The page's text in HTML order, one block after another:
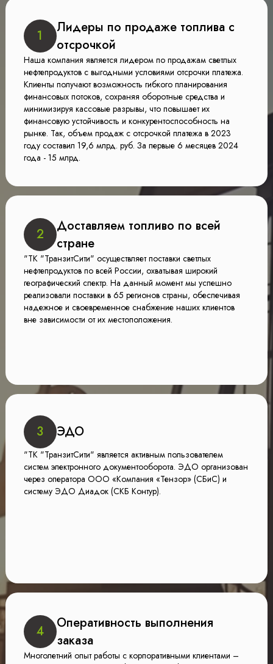
1
Лидеры по продаже топлива с
отсрочкой
Наша компания является лидером по продажам светлых
нефтепродуктов с выгодными условиями отсрочки платежа.
Клиенты получают возможность гибкого планирования
финансовых потоков, сохраняя оборотные средства и
минимизируя кассовые разрывы, что повышает их
финансовую устойчивость и конкурентоспособность на
рынке. Так, объем продаж с отсрочкой платежа в 2023
году составил 19,6 млрд. руб. За первые 6 месяцев 2024
года - 15 млрд.
2
Доставляем топливо по всей
стране
"ТК "ТранзитСити" осуществляет поставки светлых
нефтепродуктов по всей России, охватывая широкий
географический спектр. На данный момент мы успешно
реализовали поставки в 65 регионов страны, обеспечивая
надежное и своевременное снабжение наших клиентов
вне зависимости от их местоположения.
3 ЭДО
"ТК "ТранзитСити" является активным пользователем
систем электронного документооборота. ЭДО организован
через оператора ООО «Компания «Тензор» (СБиС) и
систему ЭДО Диадок (СКБ Контур).
4
Оперативность выполнения
заказа
Многолетний опыт работы с корпоративными клиентами –